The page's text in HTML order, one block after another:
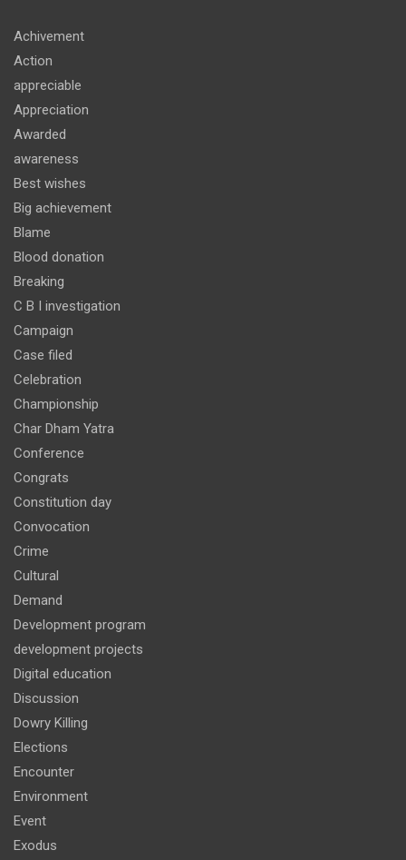
Achivement
Action
appreciable
Appreciation
Awarded
awareness
Best wishes
Big achievement
Blame
Blood donation
Breaking
C B I investigation
Campaign
Case filed
Celebration
Championship
Char Dham Yatra
Conference
Congrats
Constitution day
Convocation
Crime
Cultural
Demand
Development program
development projects
Digital education
Discussion
Dowry Killing
Elections
Encounter
Environment
Event
Exodus